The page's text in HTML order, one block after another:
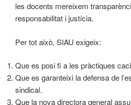
les docents mereixem
responsabilitat i justícia.
Per tot això, SIAU exigeix:
Que es posi fi a les pràctiques
Que es garanteixi la defensa de
sindical.
Que la nova directora general